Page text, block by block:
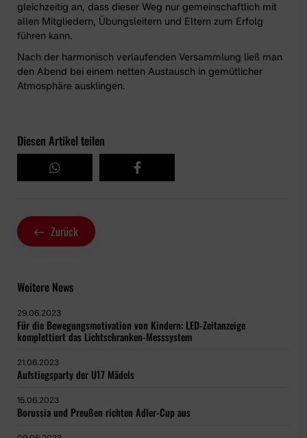
gleichzeitig an, dass dieser Weg nur gemeinschaftlich mit
allen Mitgliedern, Übungsleitern und Eltern zum Erfolg
führen kann.
Nach der harmonisch verlaufenden Versammlung ließ man
den Abend bei einem netten Austausch in gemütlicher
Atmosphäre ausklingen.
Diesen Artikel teilen
Zurück
Weitere News
29.06.2023
Für die Bewegungsmotivation von Kindern: LED-Zeitanzeige
komplettiert das Lichtschranken-Messsystem
21.06.2023
Aufstiegsparty der U17 Mädels
15.06.2023
Borussia und Preußen richten Adler-Cup aus